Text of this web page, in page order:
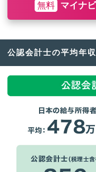
無料 マイナ
公認会計士の平均年